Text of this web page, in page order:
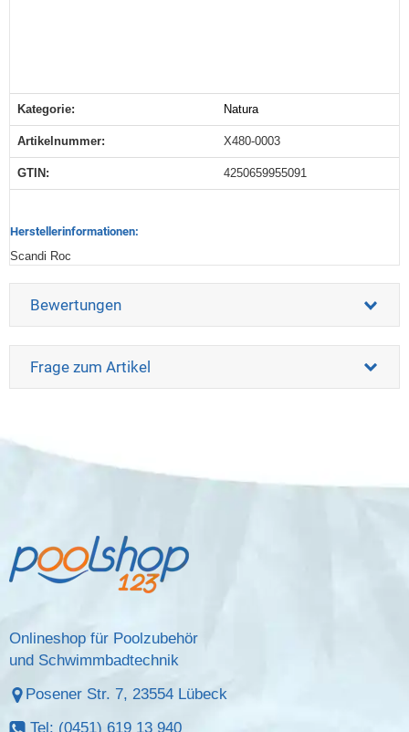
Produkteigenschaft
Wert
Kategorie: Natura
Artikelnummer: X480-0003
GTIN: 4250659955091
Herstellerinformationen:
Scandi Roc
Bewertungen
Frage zum Artikel
Onlineshop für Poolzubehör
und Schwimmbadtechnik
Posener Str. 7, 23554 Lübeck
Tel: (0451) 619 13 940